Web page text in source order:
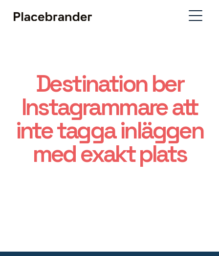
Destination ber
Instagrammare att
inte tagga inläggen
med exakt plats